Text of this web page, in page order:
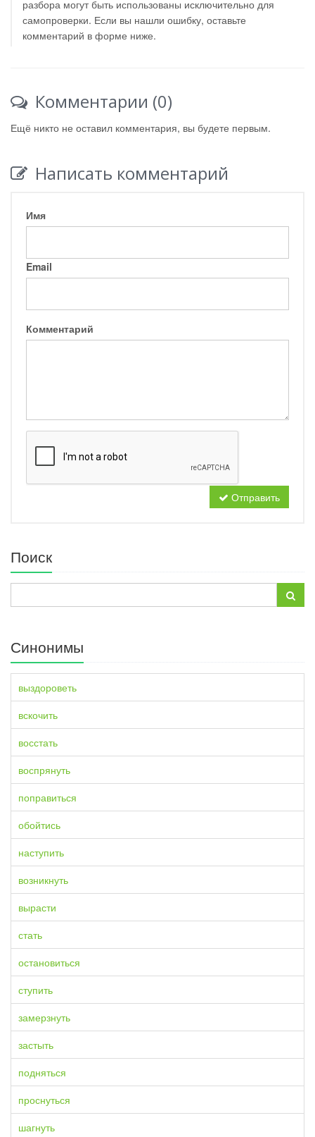
разбора могут быть использованы исключительно для
самопроверки. Если вы нашли ошибку, оставьте
комментарий в форме ниже.
Комментарии (0)
Ещё никто не оставил комментария, вы будете первым.
Написать комментарий
Имя
Email
Комментарий
Отправить
Поиск
Синонимы
выздороветь
вскочить
восстать
воспрянуть
поправиться
обойтись
наступить
возникнуть
вырасти
стать
остановиться
ступить
замерзнуть
застыть
подняться
проснуться
шагнуть